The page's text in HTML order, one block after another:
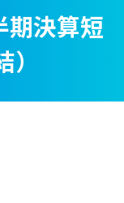
日本基準〕
日本基準〕
キング
キング
期決算短